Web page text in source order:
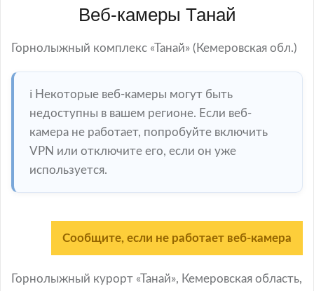
Веб-камеры Танай
Горнолыжный комплекс «Танай» (Кемеровская обл.)
ℹ️ Некоторые веб-камеры могут быть
недоступны в вашем регионе. Если веб-
камера не работает, попробуйте включить
VPN или отключите его, если он уже
используется.
Сообщите, если не работает веб-камера
Горнолыжный курорт «Танай», Кемеровская область,